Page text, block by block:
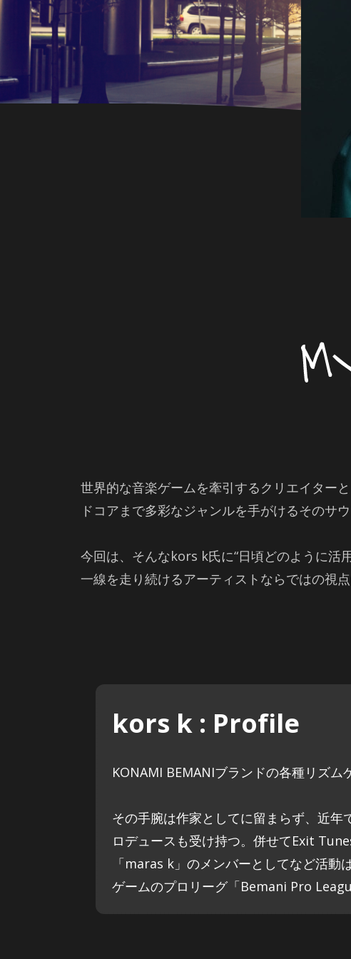
世界的な音楽ゲームを牽引するクリエイター
ドコアまで多彩なジャンルを手がけるそのサ
今回は、そんなkors k氏に“日頃どのように活
一線を走り続けるアーティストならではの視
kors k : Profile
KONAMI BEMANIブランドの各種リズム
その手腕は作家としてに留まらず、近
ロデュースも受け持つ。併せてExit
「maras k」のメンバーとしてなど活
ゲームのプロリーグ「Bemani Pro